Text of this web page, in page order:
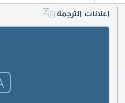
اعلانات الترجمة